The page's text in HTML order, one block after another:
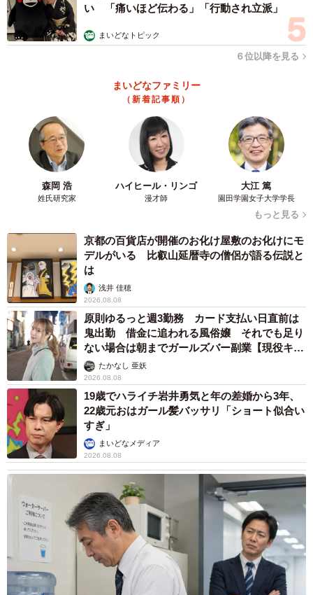
い 「痛いほど伝わる」「行動され立派」
まいどなトピック
６位以降を見る
まいどなファミリー
（新着記事順）
森岡 浩
姓氏研究家
ハイヒール・リンゴ
漫才師
大江 篤
園田学園女子大学学長
もっと見る
京都の百貨店が開催のお化け屋敷のお化けにモ
デルがいる 比叡山延暦寺の僧侶が語る伝説と
は
浅井 佳穂
2026.08.08
原則ゆるっと週3勤務 カード支払い日直前は
鬼出勤 借金に追われる風俗嬢 それでも足り
ない場合は朝までガールズバー副業【現役キャ
ストに取材】
たかなし 亜妖
2026.08.08
19歳でハライチ岩井勇気と年の差婚から3年、
22歳元おはガール髪バッサリ「ショート似合い
すぎ」
まいどなメディア
2026.08.08